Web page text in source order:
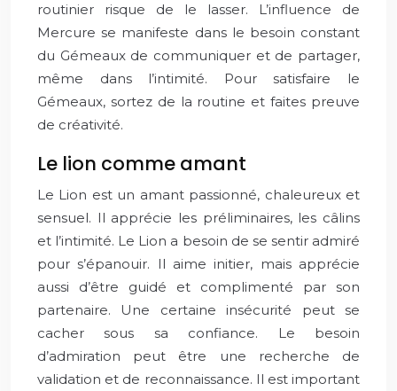
routinier risque de le lasser. L’influence de
Mercure se manifeste dans le besoin constant
du Gémeaux de communiquer et de partager,
même dans l’intimité. Pour satisfaire le
Gémeaux, sortez de la routine et faites preuve
de créativité.
Le lion comme amant
Le Lion est un amant passionné, chaleureux et
sensuel. Il apprécie les préliminaires, les câlins
et l’intimité. Le Lion a besoin de se sentir admiré
pour s’épanouir. Il aime initier, mais apprécie
aussi d’être guidé et complimenté par son
partenaire. Une certaine insécurité peut se
cacher sous sa confiance. Le besoin
d’admiration peut être une recherche de
validation et de reconnaissance. Il est important